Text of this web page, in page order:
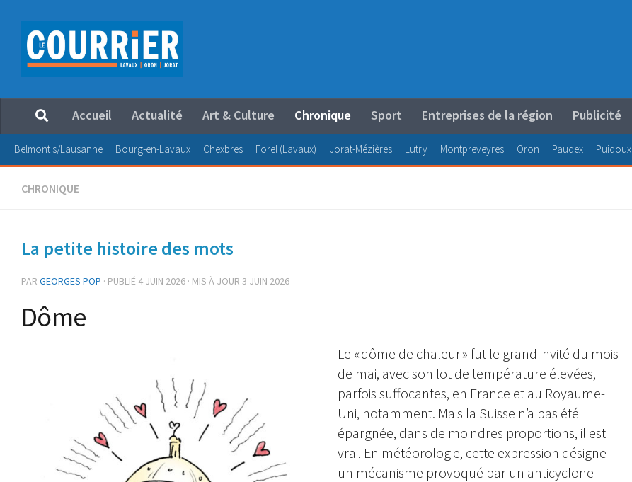
Au dessous du contenu
Accueil Actualité Art & Culture Chronique Sport Entreprises de la région Publicité
Belmont s/Lausanne Bourg-en-Lavaux Chexbres Forel (Lavaux) Jorat-Mézières Lutry Montpreveyres Oron Paudex Puidoux
CHRONIQUE
La petite histoire des mots
PAR GEORGES POP · PUBLIÉ 4 JUIN 2026 · MIS À JOUR 3 JUIN 2026
Dôme
Le « dôme de chaleur » fut le grand invité du mois
de mai, avec son lot de température élevées,
parfois suffocantes, en France et au Royaume-
Uni, notamment. Mais la Suisse n’a pas été
épargnée, dans de moindres proportions, il est
vrai. En météorologie, cette expression désigne
un mécanisme provoqué par un anticyclone